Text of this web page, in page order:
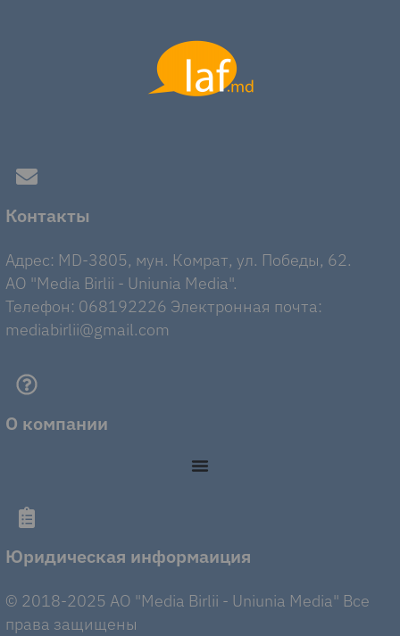
Контакты
Адрес: MD-3805, мун. Комрат, ул. Победы, 62.
AO "Media Birlii - Uniunia Media".
Телефон: 068192226 Электронная почта:
mediabirlii@gmail.com
О компании
Юридическая информаиция
© 2018-2025 AO "Media Birlii - Uniunia Media" Все
права защищены